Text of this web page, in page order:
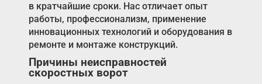
в кратчайшие сроки. Нас отличает опыт
работы, профессионализм, применение
инновационных технологий и оборудования в
ремонте и монтаже конструкций.
Причины неисправностей
скоростных ворот